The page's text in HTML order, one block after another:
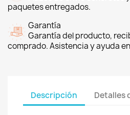
paquetes entregados.
Garantía
Garantía del producto,
comprado. Asistencia y ayuda
Descripción Detalles